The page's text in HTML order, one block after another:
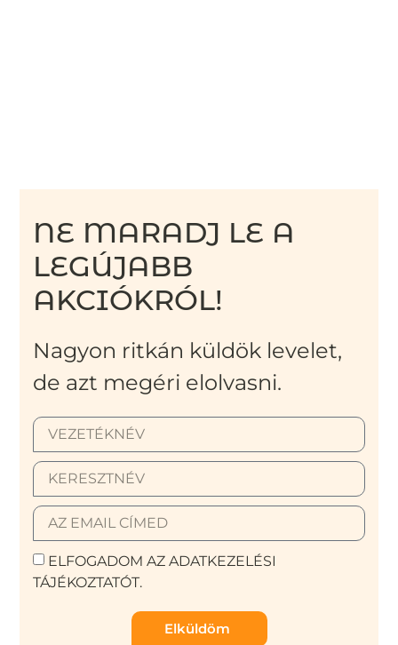
NE MARADJ LE A
LEGÚJABB
AKCIÓKRÓL!
Nagyon ritkán küldök levelet,
de azt megéri elolvasni.
ELFOGADOM AZ ADATKEZELÉSI
TÁJÉKOZTATÓT.
Elküldöm